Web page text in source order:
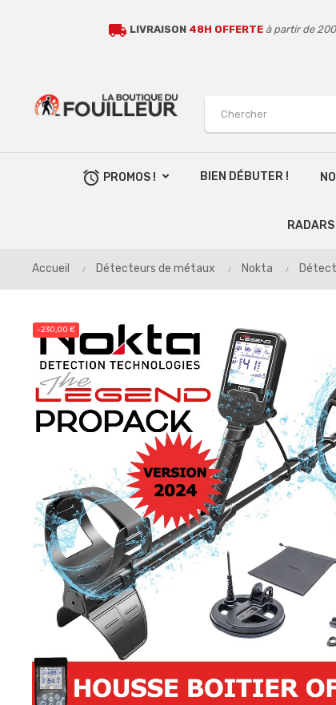
local_shipping LIVRAISON 48H OFFERTE à partir de
alarm PROMOS ! BIEN DÉBUTER !
Accueil Détecteurs de métaux Nokta
-230,00 €